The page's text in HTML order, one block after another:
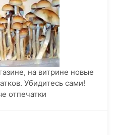
на витрине новые
Убидитесь сами!
отпечатки